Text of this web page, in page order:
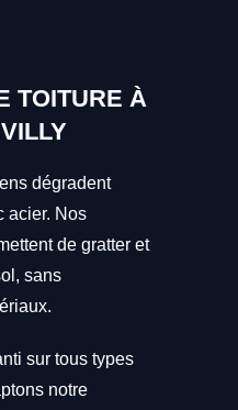
TOITURE À
dégradent
acier. Nos
de gratter et
sans
sur tous types
notre